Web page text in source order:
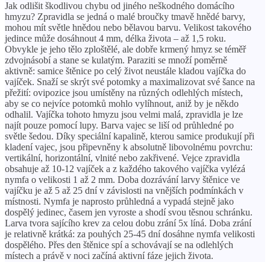
Jak odlišit škodlivou chybu od jiného neškodného domácího
hmyzu? Zpravidla se jedná o malé broučky tmavě hnědé barvy,
mohou mít světle hnědou nebo bělavou barvu. Velikost takového
jedince může dosáhnout 4 mm, délka života – až 1,5 roku.
Obvykle je jeho tělo zploštělé, ale dobře krmený hmyz se téměř
zdvojnásobí a stane se kulatým. Paraziti se množí poměrně
aktivně: samice štěnice po celý život neustále kladou vajíčka do
vajíček. Snaží se skrýt své potomky a maximalizovat své šance na
přežití: ovipozice jsou umístěny na různých odlehlých místech,
aby se co nejvíce potomků mohlo vylíhnout, aniž by je někdo
odhalil. Vajíčka tohoto hmyzu jsou velmi malá, zpravidla je lze
najít pouze pomocí lupy. Barva vajec se liší od průhledné po
světle šedou. Díky speciální kapalině, kterou samice produkují při
kladení vajec, jsou připevněny k absolutně libovolnému povrchu:
vertikální, horizontální, vlnité nebo zakřivené. Vejce zpravidla
obsahuje až 10-12 vajíček a z každého takového vajíčka vylézá
nymfa o velikosti 1 až 2 mm. Doba dozrávání larvy štěnice ve
vajíčku je až 5 až 25 dní v závislosti na vnějších podmínkách v
místnosti. Nymfa je naprosto průhledná a vypadá stejně jako
dospělý jedinec, časem jen vyroste a shodí svou těsnou schránku.
Larva tvora sajícího krev za celou dobu zrání 5x líná. Doba zrání
je relativně krátká: za pouhých 25-45 dní dosáhne nymfa velikosti
dospělého. Přes den štěnice spí a schovávají se na odlehlých
místech a právě v noci začíná aktivní fáze jejich života.